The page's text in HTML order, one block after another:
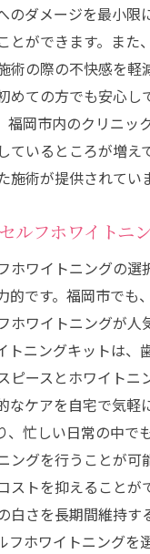
のダメージを最小限
とができます。また
術の際の不快感を軽
めての方でも安心し
福岡市内のクリニッ
ているところが増え
施術が提供されてい
ルフホワイトニ
ホワイトニングの選
的です。福岡市でも
ホワイトニングが人
トニングキットは、
ピースとホワイトニ
なケアを自宅で気軽
、忙しい日常の中で
ングを行うことが可
ストを抑えることが
白さを長期間維持す
フホワイトニングを